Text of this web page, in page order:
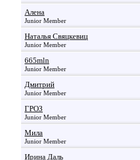
Алена
Junior Member
Наталья Свяцкевиц
Junior Member
665mln
Junior Member
Дмитрий
Junior Member
ГРОЗ
Junior Member
Мила
Junior Member
Ирина Даль